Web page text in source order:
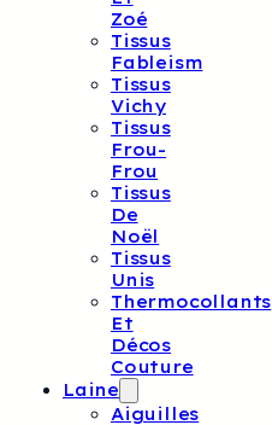
Zoé
Tissus
Fableism
Tissus
Vichy
Tissus
Frou-
Frou
Tissus
De
Noël
Tissus
Unis
Thermocollants
Et
Décos
Couture
Laine
Aiguilles